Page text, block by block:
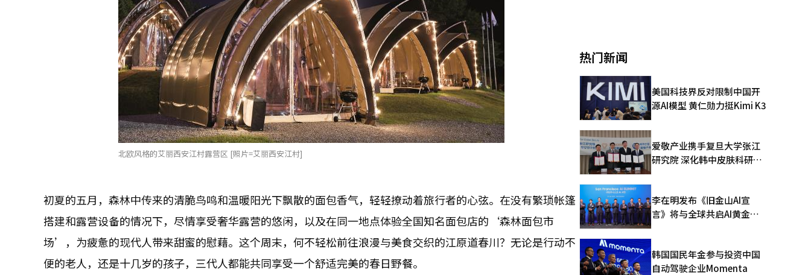
北欧风格的艾丽西安江村露营区 [照片=艾丽西安江村]
初夏的五月，森林中传来的清脆鸟鸣和温暖阳光下飘散的面包香气，轻轻撩动着旅行者的心弦。在没有繁琐帐篷
搭建和露营设备的情况下，尽情享受奢华露营的悠闲，以及在同一地点体验全国知名面包店的‘森林面包市
场’，为疲惫的现代人带来甜蜜的慰藉。这个周末，何不轻松前往浪漫与美食交织的江原道春川？无论是行动不
便的老人，还是十几岁的孩子，三代人都能共同享受一个舒适完美的春日野餐。
热门新闻
美国科技界反对限制中国开
源AI模型 黄仁勋力挺Kimi K3
爱敬产业携手复旦大学张江
研究院 深化韩中皮肤科研合
李在明发布《旧金山AI宣
言》将与全球共启AI黄金时
韩国国民年金参与投资中国
自动驾驶企业Momenta